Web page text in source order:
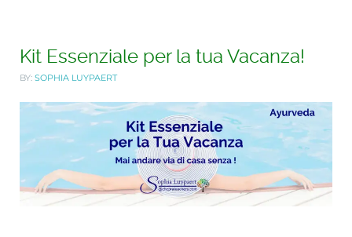
Kit Essenziale per la tua Vacanza!
BY: SOPHIA LUYPAERT